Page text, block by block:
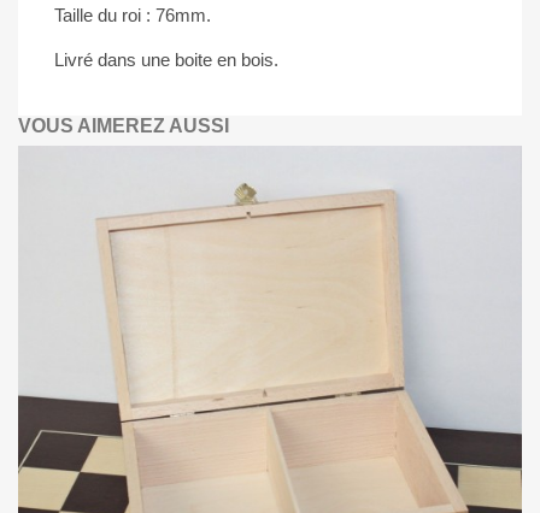
Taille du roi : 76mm.
Livré dans une boite en bois.
VOUS AIMEREZ AUSSI